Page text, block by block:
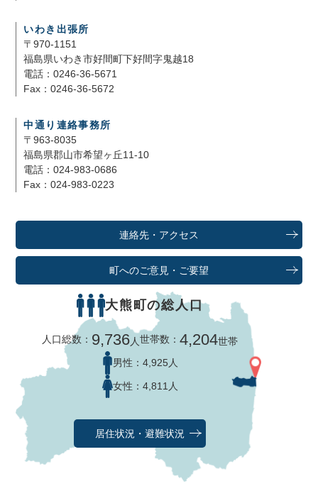
いわき出張所
〒970-1151
福島県いわき市好間町下好間字鬼越18
電話：0246-36-5671
Fax：0246-36-5672
中通り連絡事務所
〒963-8035
福島県郡山市希望ヶ丘11-10
電話：024-983-0686
Fax：024-983-0223
連絡先・アクセス
町へのご意見・ご要望
大熊町の総人口
人口総数： 9,736人世帯数：4,204世帯
男性： 4,925人
女性： 4,811人
居住状況・避難状況